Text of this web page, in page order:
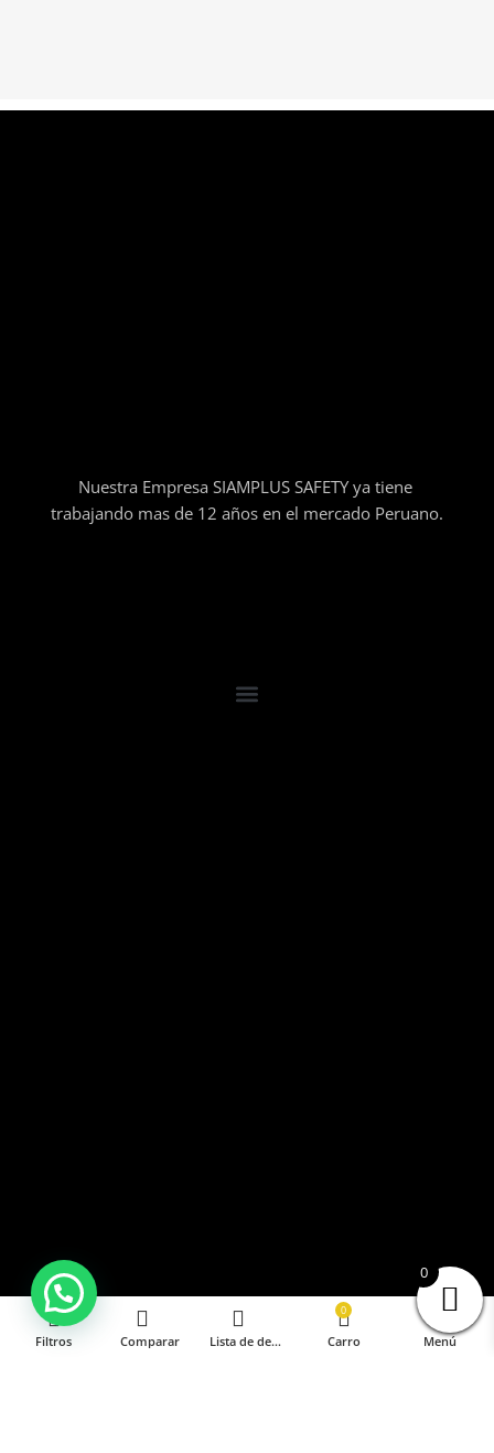
Nuestra Empresa SIAMPLUS SAFETY ya tiene
trabajando mas de 12 años en el mercado Peruano.
0
Filtros Comparar Lista de deseos
0
Carro Menú